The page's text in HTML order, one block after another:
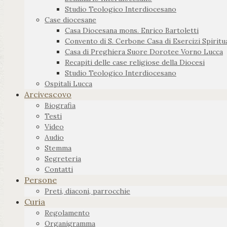
Studio Teologico Interdiocesano
Case diocesane
Casa Diocesana mons. Enrico Bartoletti
Convento di S. Cerbone Casa di Esercizi
Casa di Preghiera Suore Dorotee Vorno Lucca
Recapiti delle case religiose della Diocesi
Studio Teologico Interdiocesano
Ospitali Lucca
Arcivescovo
Biografia
Testi
Video
Audio
Stemma
Segreteria
Contatti
Persone
Preti, diaconi, parrocchie
Curia
Regolamento
Organigramma